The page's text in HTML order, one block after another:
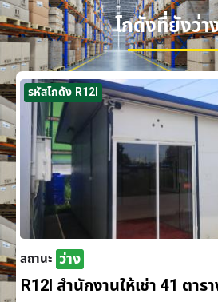
โกดังที่ยังว่า
รหัสโกดัง R12I
สถานะ ว่าง
R12I สำนักงานให้เช่า 41 ตาร